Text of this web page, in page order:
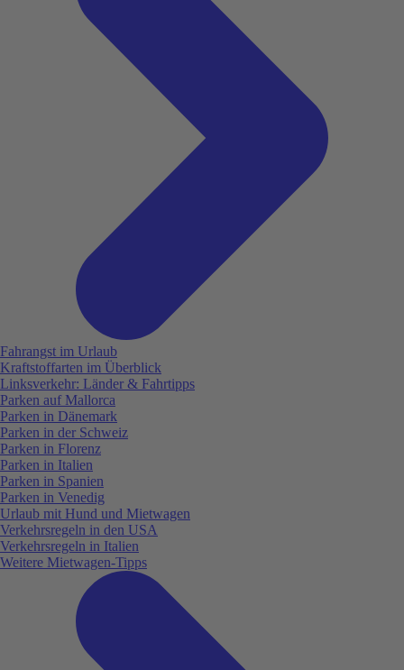
Fahrangst im Urlaub
Kraftstoffarten im Überblick
Linksverkehr: Länder & Fahrtipps
Parken auf Mallorca
Parken in Dänemark
Parken in der Schweiz
Parken in Florenz
Parken in Italien
Parken in Spanien
Parken in Venedig
Urlaub mit Hund und Mietwagen
Verkehrsregeln in den USA
Verkehrsregeln in Italien
Weitere Mietwagen-Tipps